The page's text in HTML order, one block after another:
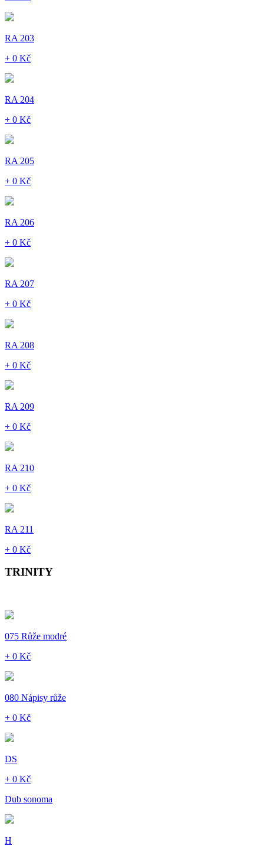
RA 203
+ 0 Kč
RA 204
+ 0 Kč
RA 205
+ 0 Kč
RA 206
+ 0 Kč
RA 207
+ 0 Kč
RA 208
+ 0 Kč
RA 209
+ 0 Kč
RA 210
+ 0 Kč
RA 211
+ 0 Kč
TRINITY
075 Růže modré
+ 0 Kč
080 Nápisy růže
+ 0 Kč
DS
+ 0 Kč
Dub sonoma
H